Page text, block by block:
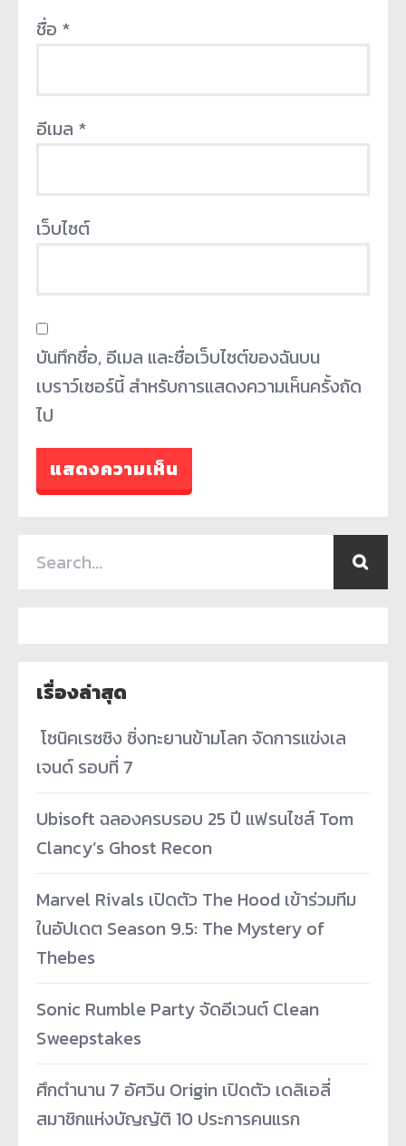
ชื่อ *
อีเมล *
เว็บไซต์
บันทึกชื่อ, อีเมล และชื่อเว็บไซต์ของฉันบน
เบราว์เซอร์นี้ สำหรับการแสดงความเห็นครั้งถัด
ไป
เรื่องล่าสุด
­ โซนิคเรซซิง ซิ่งทะยานข้ามโลก จัดการแข่งเล
เจนด์ รอบที่ 7
Ubisoft ฉลองครบรอบ 25 ปี แฟรนไชส์ Tom
Clancy’s Ghost Recon
Marvel Rivals เปิดตัว The Hood เข้าร่วมทีม
ในอัปเดต Season 9.5: The Mystery of
Thebes
Sonic Rumble Party จัดอีเวนต์ Clean
Sweepstakes
ศึกตำนาน 7 อัศวิน Origin เปิดตัว เดลิเอลี่
สมาชิกแห่งบัญญัติ 10 ประการคนแรก